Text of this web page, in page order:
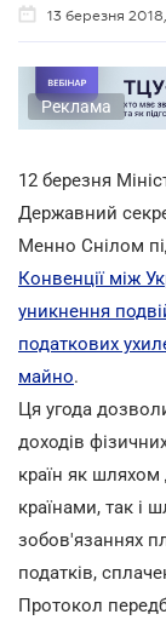
13 березня
Реклама
12 березня
Державний
Менно Снілом
Конвенції між
уникнення
податкових
майно.
Ця угода
доходів
країн як шляхом
країнами, так і
зобов'язаннях
податків,
Протокол